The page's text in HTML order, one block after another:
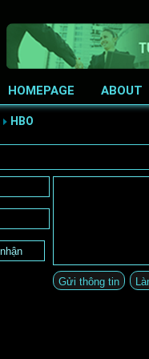
HOMEPAGE ABOUT
HBO